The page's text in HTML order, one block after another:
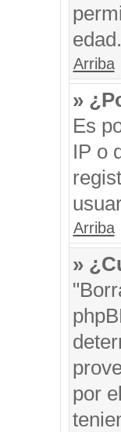
edad.
Arriba
»
Es
IP o
Arriba
»
por